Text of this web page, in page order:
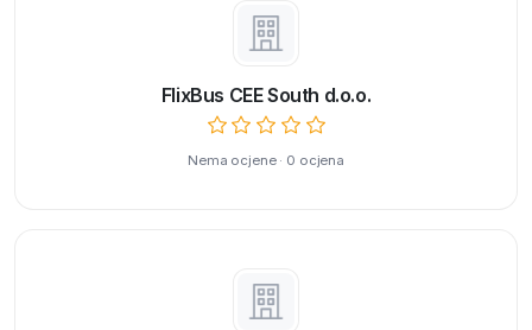
FlixBus CEE South d.o.o.
Nema ocjene · 0 ocjena